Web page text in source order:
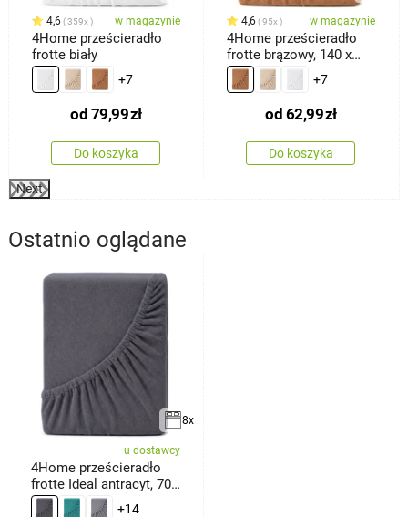
4,6 359x w magazynie
4Home prześcieradło
frotte biały
+7
od 79,99zł
Do koszyka
4,6 95x w magazynie
4Home prześcieradło
frotte brązowy, 140 x
200 cm
+7
od 62,99zł
Do koszyka
Next
Ostatnio oglądane
8x
u dostawcy
4Home prześcieradło
frotte Ideal antracyt, 70
x
+14